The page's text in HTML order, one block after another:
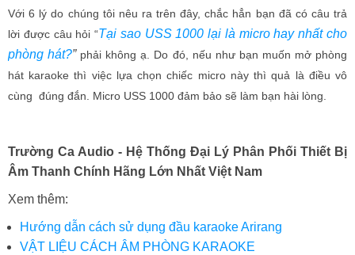
Với 6 lý do chúng tôi nêu ra trên đây, chắc hẳn bạn đã có câu trả
lời được câu hỏi “Tại sao USS 1000 lại là micro hay nhất cho
phòng hát?”phải không ạ. Do đó, nếu như bạn muốn mở phòng
hát karaoke thì việc lựa chọn chiếc micro này thì quả là điều vô
cùng đúng đắn. Micro USS 1000 đảm bảo sẽ làm bạn hài lòng.
Trường Ca Audio - Hệ Thống Đại Lý Phân Phối Thiết Bị
Âm Thanh Chính Hãng Lớn Nhất Việt Nam
Xem thêm:
Hướng dẫn cách sử dụng đầu karaoke Arirang
VẬT LIỆU CÁCH ÂM PHÒNG KARAOKE